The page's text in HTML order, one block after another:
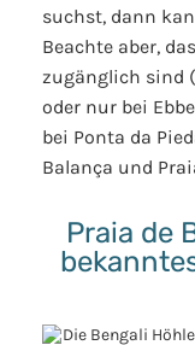
suchst, dann
Beachte aber,
zugänglich sind
oder nur bei
bei Ponta da
Balança und
Praia de